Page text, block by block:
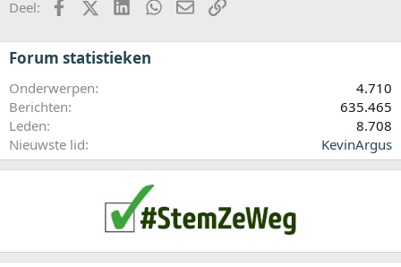
Deel: FacebookX (Twitter)LinkedInWhatsApp
E-mailkoppeling
Forum statistieken
Onderwerpen
4.710
Berichten
635.465
Leden
8.708
Nieuwste lid
KevinArgus